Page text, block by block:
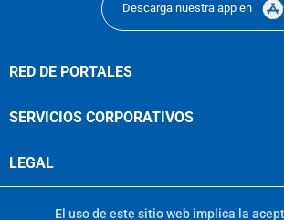
Descarga nuestra app en
RED DE PORTALES
SERVICIOS CORPORATIVOS
LEGAL
El uso de este sitio web implica la